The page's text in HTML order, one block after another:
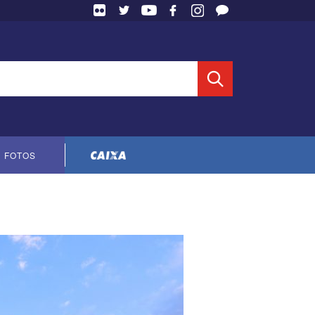
FOTOS Cópia do contrato CNTS-CEF-2023